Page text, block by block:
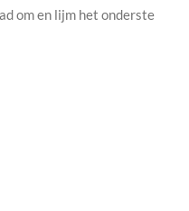
om en lijm het onderste